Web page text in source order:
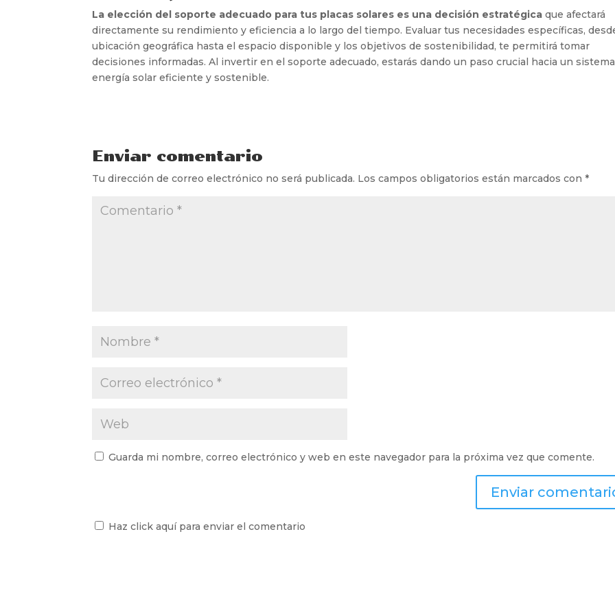
La elección del soporte adecuado para tus placas solares es una decisión estratégica que afectará
directamente su rendimiento y eficiencia a lo largo del tiempo. Evaluar tus necesidades específicas,
ubicación geográfica hasta el espacio disponible y los objetivos de sostenibilidad, te permitirá tomar
decisiones informadas. Al invertir en el soporte adecuado, estarás dando un paso crucial hacia un
energía solar eficiente y sostenible.
Enviar comentario
Tu dirección de correo electrónico no será publicada. Los campos obligatorios están marcados con*
Guarda mi nombre, correo electrónico y web en este navegador para la próxima vez que comente.
Haz click aquí para enviar el comentario